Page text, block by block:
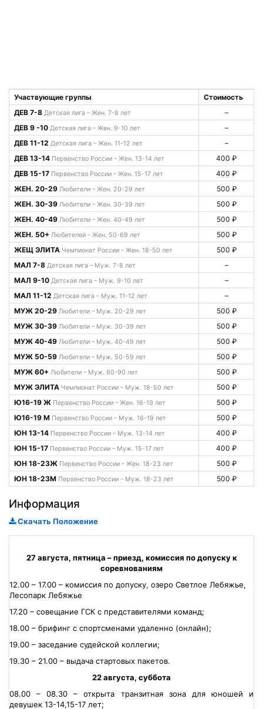
Участвующие группы
Стоимость
ДЕВ 7-8 Детская лига – Жен. 7-8 лет
–
ДЕВ 9 -10 Детская лига – Жен. 9-10 лет
–
ДЕВ 11-12 Детская лига – Жен. 11-12 лет
–
ДЕВ 13-14 Первенство России – Жен. 13-14 лет
400 ₽
ДЕВ 15-17 Первенство России – Жен. 15-17 лет
400 ₽
ЖЕН. 20-29 Любители – Жен. 20-29 лет
500 ₽
ЖЕН. 30-39 Любители – Жен. 30-39 лет
500 ₽
ЖЕН. 40-49 Любители – Жен. 40-49 лет
500 ₽
ЖЕН. 50+ Любителей – Жен. 50-69 лет
500 ₽
ЖЕЩ ЭЛИТА Чемпионат России – Жен. 18-50 лет
500 ₽
МАЛ 7-8 Детская лига – Муж. 7-8 лет
–
МАЛ 9-10 Детская лига – Муж. 9-10 лет
–
МАЛ 11-12 Детская лига – Муж. 11-12 лет
–
МУЖ 20-29 Любители – Муж. 20-29 лет
500 ₽
МУЖ 30-39 Любители – Муж. 30-39 лет
500 ₽
МУЖ 40-49 Любители – Муж. 40-49 лет
500 ₽
МУЖ 50-59 Любители – Муж. 50-59 лет
500 ₽
МУЖ 60+ Любители – Муж. 60-90 лет
500 ₽
МУЖ ЭЛИТА Чемпионат России – Муж. 18-50 лет
500 ₽
Ю16-19 Ж Первенство России – Жен. 16-19 лет
500 ₽
Ю16-19 М Первенство России – Муж. 16-19 лет
500 ₽
ЮН 13-14 Первенство России – Муж. 13-14 лет
400 ₽
ЮН 15-17 Первенство России – Муж. 15-17 лет
400 ₽
ЮН 18-23Ж Первенство России – Жен. 18-23 лет
500 ₽
ЮН 18-23М Первенство России – Муж. 18-23 лет 500 ₽
Информация
Скачать Положение
27 августа, пятница – приезд, комиссия по допуску к
соревнованиям
12.00 – 17.00 – комиссия по допуску, озеро Светлое Лебяжье,
Лесопарк Лебяжье
17.20 – совещание ГСК с представителями команд;
18.00 – брифинг с спортсменами удаленно (онлайн);
19.00 – заседание судейской коллегии;
19.30 – 21.00 – выдача стартовых пакетов.
22 августа, суббота
08.00 – 08.30 – открыта транзитная зона для юношей и
девушек 13-14,15-17 лет;